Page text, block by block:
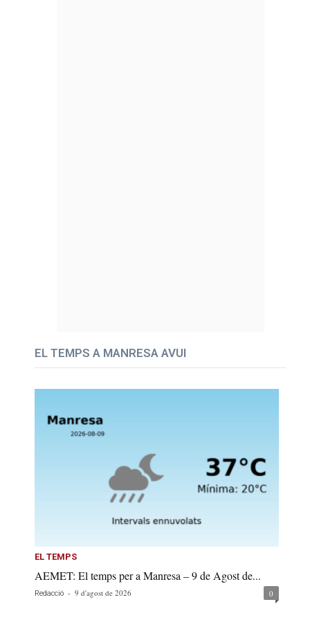
EL TEMPS A MANRESA AVUI
EL TEMPS
AEMET: El temps per a Manresa – 9 de Agost de...
Redacció - 9 d'agost de 2026 0